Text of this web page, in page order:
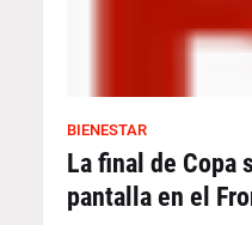
BIENESTAR
La final de Copa
pantalla en el